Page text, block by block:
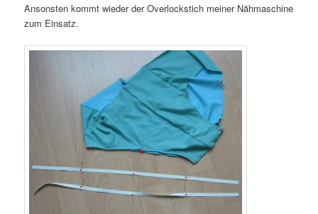
Ansonsten kommt wieder der Overlockstich meiner Nähmaschine
zum Einsatz.